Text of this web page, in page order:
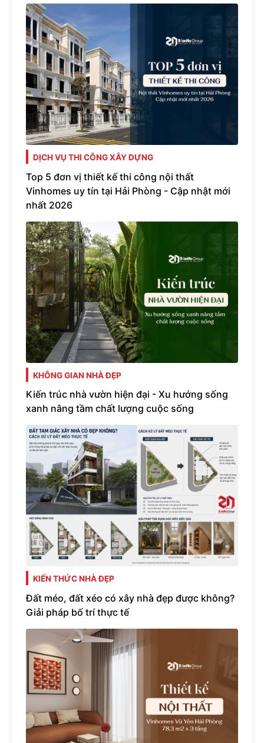
DỊCH VỤ THI CÔNG XÂY DỰNG
Top 5 đơn vị thiết kế thi công nội thất
Vinhomes uy tín tại Hải Phòng - Cập nhật mới
nhất 2026
KHÔNG GIAN NHÀ ĐẸP
Kiến trúc nhà vườn hiện đại - Xu hướng sống
xanh nâng tầm chất lượng cuộc sống
KIẾN THỨC NHÀ ĐẸP
Đất méo, đất xéo có xây nhà đẹp được không?
Giải pháp bố trí thực tế